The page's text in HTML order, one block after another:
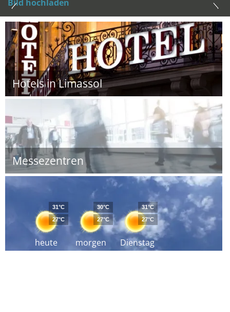
Bild hochladen
Hotels in Limassol
Messezentren
heute
31°C
27°C
morgen
30°C
27°C
Dienstag
31°C
27°C